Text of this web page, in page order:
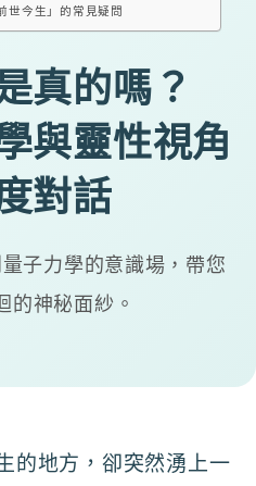
世今生」的常見疑問
真的嗎？
與靈性視角
對話
子力學的意識場，帶您
的神秘面紗。
的地方，卻突然湧上一